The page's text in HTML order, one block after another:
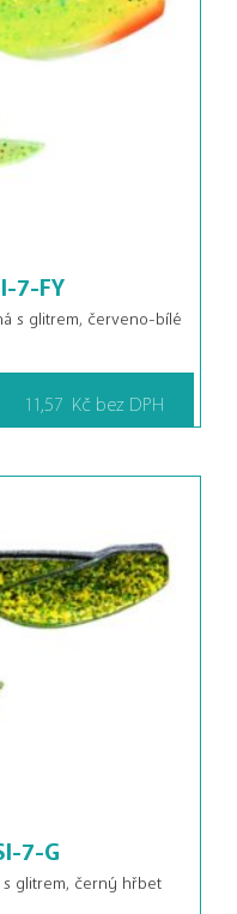
7-FY
s glitrem, červeno-bílé
11,57 Kč bez DPH
7-G
s glitrem, černý hřbet